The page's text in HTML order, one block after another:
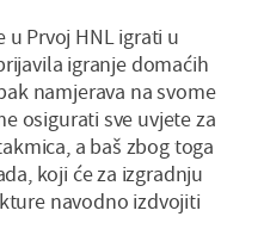
Prvoj HNL igrati u
igranje domaćih
namjerava na svome
osigurati sve uvjete za
a baš zbog toga
koji će za izgradnju
navodno izdvojiti